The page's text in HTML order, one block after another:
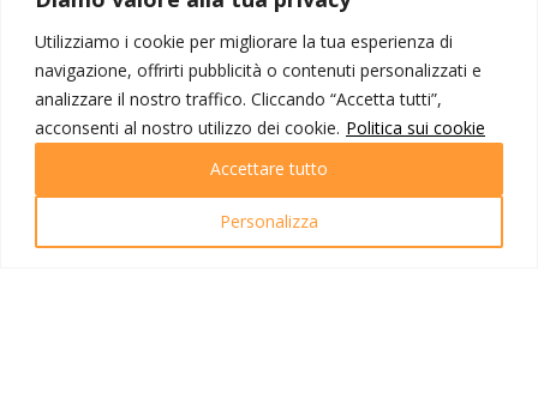
Utilizziamo i cookie per migliorare la tua esperienza di
navigazione, offrirti pubblicità o contenuti personalizzati e
analizzare il nostro traffico. Cliccando “Accetta tutti”,
acconsenti al nostro utilizzo dei cookie. Politica sui cookie
Personalizza
Accettare tutto
I NOSTRI PRODOTTI
Destinazioni
Partenze
Emozioni di viaggio
Newsletter
Ricerca Viaggi
INFO UTILI